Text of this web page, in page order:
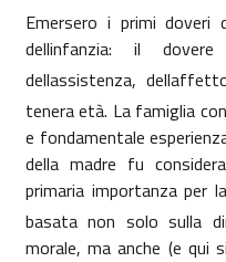
Emersero i primi doveri
dellinfanzia: il
dellassistenza,
tenera età. La famiglia
e fondamentale
della madre fu
primaria importanza per
basata non solo sulla
morale, ma anche (e qui